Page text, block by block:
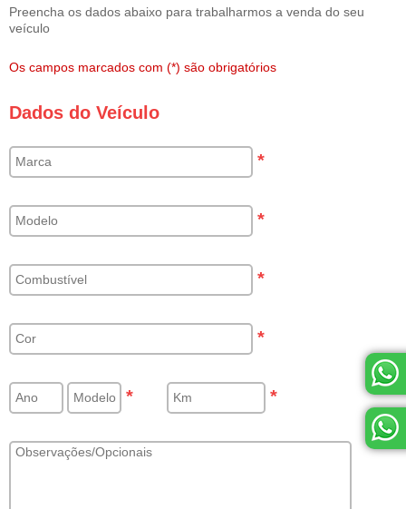
Preencha os dados abaixo para trabalharmos a venda do seu
veículo
Os campos marcados com (*) são obrigatórios
Dados do Veículo
*
*
*
*
* *